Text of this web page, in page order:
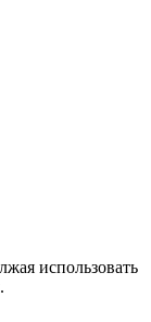
использовать